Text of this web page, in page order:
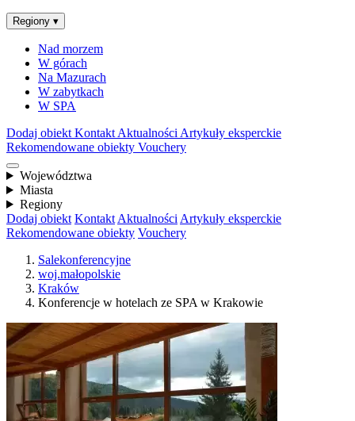
Regiony ▾
Nad morzem
W górach
Na Mazurach
W zabytkach
W SPA
Dodaj obiekt Kontakt Aktualności Artykuły eksperckie
Rekomendowane obiekty Vouchery
Województwa
Miasta
Regiony
Dodaj obiekt Kontakt Aktualności Artykuły eksperckie
Rekomendowane obiekty Vouchery
Salekonferencyjne
woj.małopolskie
Kraków
Konferencje w hotelach ze SPA w Krakowie